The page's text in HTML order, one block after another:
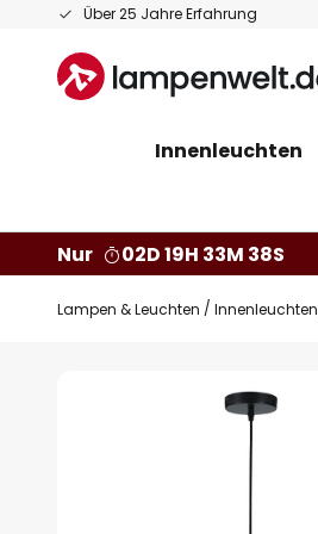
Über 25 Jahre Erfahrung
Zum
springen
Innenleuchten
Nur
02D 19H 33M 37S
Lampen & Leuchten Innenleuchten